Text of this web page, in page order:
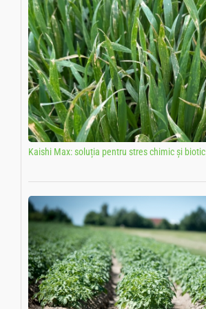
Kaishi Max: soluția pentru stres chimic și biotic